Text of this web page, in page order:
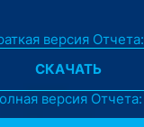
версия Отчета:
СКАЧАТЬ
версия Отчета: